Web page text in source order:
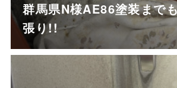
群馬県N様AE86塗装まで
張り!!